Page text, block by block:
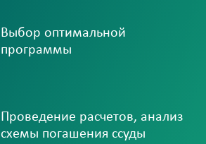
Выбор оптимальной
программы
Проведение расчетов, анализ
схемы погашения ссуды